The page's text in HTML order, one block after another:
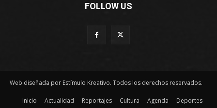
FOLLOW US
Web diseñada por Estímulo Kreativo. Todos los derechos reservados.
Inicio Actualidad Reportajes Cultura Agenda Deportes